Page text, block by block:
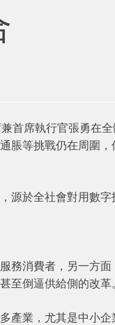
首席執行官張勇在
脹等挑戰仍在周圍
源於全社會對用數
務消費者，另一方
至倒逼供給側的改革。
產業，尤其是中小